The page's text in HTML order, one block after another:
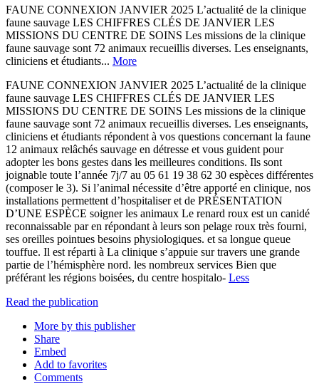
FAUNE CONNEXION JANVIER 2025 L’actualité de la clinique
faune sauvage LES CHIFFRES CLÉS DE JANVIER LES
MISSIONS DU CENTRE DE SOINS Les missions de la clinique
faune sauvage sont 72 animaux recueillis diverses. Les enseignants,
cliniciens et étudiants... More
FAUNE CONNEXION JANVIER 2025 L’actualité de la clinique
faune sauvage LES CHIFFRES CLÉS DE JANVIER LES
MISSIONS DU CENTRE DE SOINS Les missions de la clinique
faune sauvage sont 72 animaux recueillis diverses. Les enseignants,
cliniciens et étudiants répondent à vos questions concernant la faune
12 animaux relâchés sauvage en détresse et vous guident pour
adopter les bons gestes dans les meilleures conditions. Ils sont
joignable toute l’année 7j/7 au 05 61 19 38 62 30 espèces différentes
(composer le 3). Si l’animal nécessite d’être apporté en clinique, nos
installations permettent d’hospitaliser et de PRÉSENTATION
D’UNE ESPÈCE soigner les animaux Le renard roux est un canidé
reconnaissable par en répondant à leurs son pelage roux très fourni,
ses oreilles pointues besoins physiologiques. et sa longue queue
touffue. Il est réparti à La clinique s’appuie sur travers une grande
partie de l’hémisphère nord. les nombreux services Bien que
préférant les régions boisées, du centre hospitalo- Less
Read the publication
More by this publisher
Share
Embed
Add to favorites
Comments